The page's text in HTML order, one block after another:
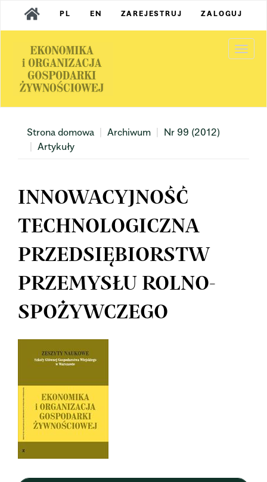
Main
Navigation
Content
Sidebar
PL EN ZAREJESTRUJ ZALOGUJ
Strona domowa Archiwum
Nr 99 (2012)
Artykuły
INNOWACYJNOŚĆ
TECHNOLOGICZNA
PRZEDSIĘBIORSTW
PRZEMYSŁU ROLNO-
SPOŻYWCZEGO
Article
Sidebar